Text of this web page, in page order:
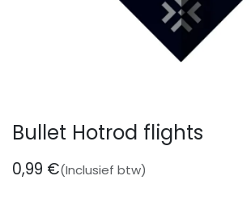
Bullet Hotrod flights
0,99 €(Inclusief btw)